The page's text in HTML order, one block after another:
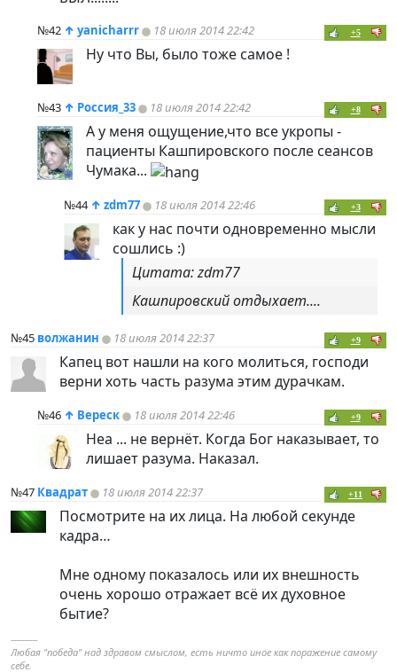
№42 ↑ yanicharrr 18 июля 2014 22:42 +5
Ну что Вы, было тоже самое !
№43 ↑ Россия_33 18 июля 2014 22:42 +8
А у меня ощущение,что все укропы -
пациенты Кашпировского после сеансов
Чумака...
№44 ↑ zdm77 18 июля 2014 22:46 +3
как у нас почти одновременно мысли
сошлись :)
Цитата: zdm77
Кашпировский отдыхает....
№45 волжанин 18 июля 2014 22:37 +9
Капец вот нашли на кого молиться, господи
верни хоть часть разума этим дурачкам.
№46 ↑ Вереск 18 июля 2014 22:46 +9
Неа ... не вернёт. Когда Бог наказывает, то
лишает разума. Наказал.
№47 Квадрат 18 июля 2014 22:37 +11
Посмотрите на их лица. На любой секунде
кадра…
Мне одному показалось или их внешность
очень хорошо отражает всё их духовное
бытие?
----------
Любая "победа" над здравом смыслом, есть ничто иное как поражение самому
себе.